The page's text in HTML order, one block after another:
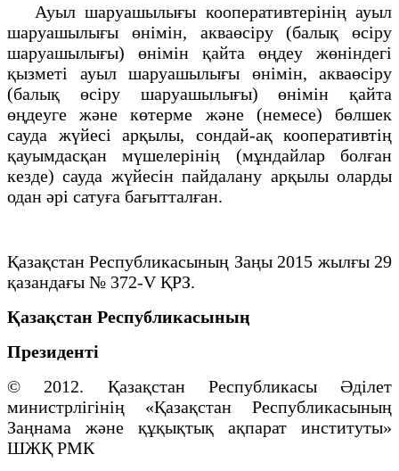
Ауыл шаруашылығы кооперативтерінің ауыл
шаруашылығы өнімін, акваөсіру (балық өсіру
шаруашылығы) өнімін қайта өңдеу жөніндегі
қызметі ауыл шаруашылығы өнімін, акваөсіру
(балық өсіру шаруашылығы) өнімін қайта
өңдеуге және көтерме және (немесе) бөлшек
сауда жүйесі арқылы, сондай-ақ кооперативтің
қауымдасқан мүшелерінің (мұндайлар болған
кезде) сауда жүйесін пайдалану арқылы оларды
одан әрі сатуға бағытталған.
Қазақстан Республикасының Заңы 2015 жылғы 29
қазандағы № 372-V ҚРЗ.
Қазақстан Республикасының
Президенті
© 2012. Қазақстан Республикасы Әділет
министрлігінің «Қазақстан Республикасының
Заңнама және құқықтық ақпарат институты»
ШЖҚ РМК